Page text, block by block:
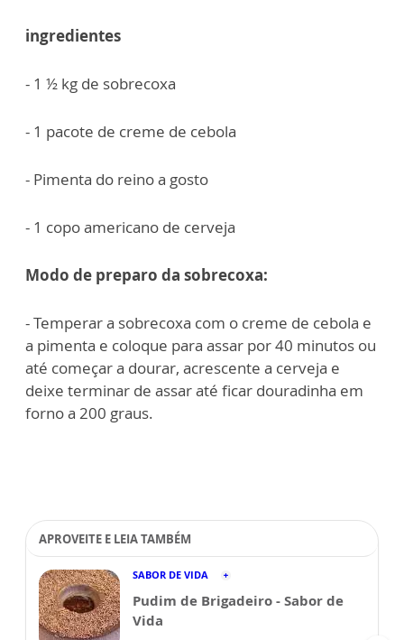
ingredientes
- 1 ½ kg de sobrecoxa
- 1 pacote de creme de cebola
- Pimenta do reino a gosto
- 1 copo americano de cerveja
Modo de preparo da sobrecoxa:
- Temperar a sobrecoxa com o creme de cebola e
a pimenta e coloque para assar por 40 minutos ou
até começar a dourar, acrescente a cerveja e
deixe terminar de assar até ficar douradinha em
forno a 200 graus.
APROVEITE E LEIA TAMBÉM
SABOR DE VIDA
Pudim de Brigadeiro - Sabor de
Vida